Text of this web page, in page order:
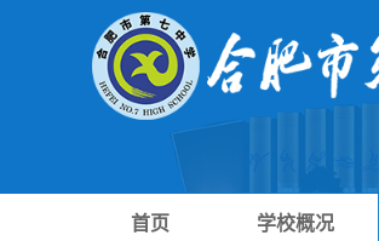
首页 学校概况